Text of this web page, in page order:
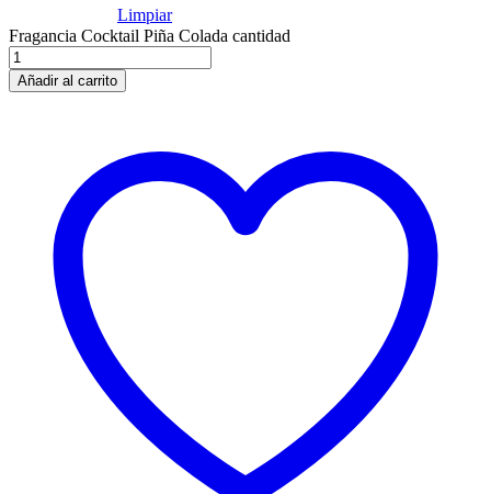
Limpiar
Fragancia Cocktail Piña Colada cantidad
Añadir al carrito